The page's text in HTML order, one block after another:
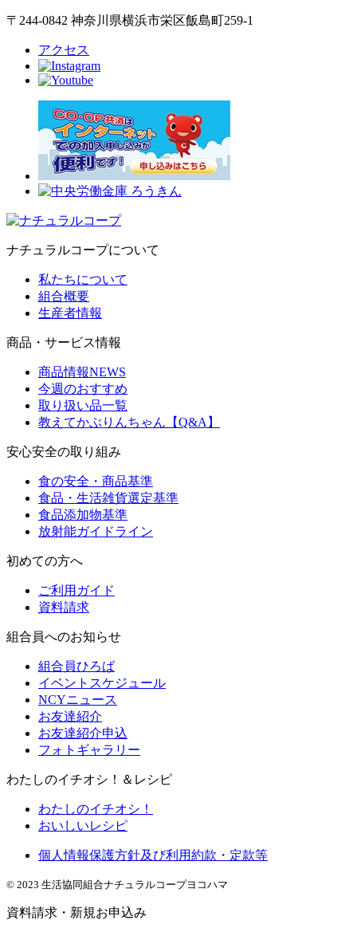
〒244-0842 神奈川県横浜市栄区飯島町259-1
アクセス
ナチュラルコープについて
私たちについて
組合概要
生産者情報
商品・サービス情報
商品情報NEWS
今週のおすすめ
取り扱い品一覧
教えてかぶりんちゃん【Q&A】
安心安全の取り組み
食の安全・商品基準
食品・生活雑貨選定基準
食品添加物基準
放射能ガイドライン
初めての方へ
ご利用ガイド
資料請求
組合員へのお知らせ
組合員ひろば
イベントスケジュール
NCYニュース
お友達紹介
お友達紹介申込
フォトギャラリー
わたしのイチオシ！＆レシピ
わたしのイチオシ！
おいしいレシピ
個人情報保護方針及び利用約款・定款等
© 2023 生活協同組合ナチュラルコープヨコハマ
資料請求・新規お申込み